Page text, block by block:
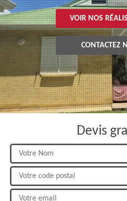
VOIR NOS
CONTACTEZ
Devis